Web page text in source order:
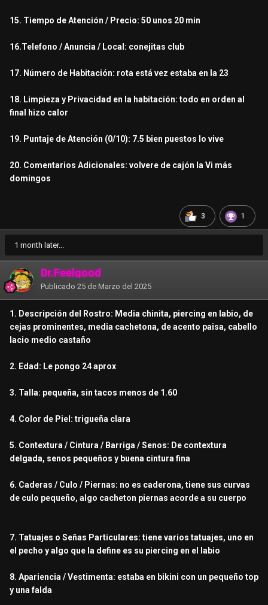
15. Tiempo de Atención / Precio: 50 unos 20 min
16.Telefono / Anuncia / Local: conejitas club
17. Número de Habitación: rota está vez estaba en la 23
18. Limpieza y Privacidad en la habitación: todo en orden al
final hizo calor
19. Puntaje de Atención (0/10): 7.5 bien puestos lo vive
20. Comentarios Adicionales: volvere de cajón la Vi más
domingos
3 1
1 month later...
Dr.Feelgood
Publicado 25 de Marzo del 2025
1. Descripción del Rostro: Media chinita, piercing en labio, de
cejas prominentes, media cachetona, de acento paisa, cabello
lacio medio castaño
2. Edad: Le pongo 24 aprox
3. Talla: pequeña, sin tacos menos de 1.60
4. Color de Piel: trigueña clara
5. Contextura / Cintura / Barriga / Senos: De contextura
delgada, senos pequeños y buena cintura fina
6. Caderas / Culo / Piernas: no es caderona, tiene sus curvas
de culo pequeño, algo cacheton piernas acorde a su cuerpo
7. Tatuajes o Señas Particulares: tiene varios tatuajes, uno en
el pecho y algo que la define es su piercing en el labio
8. Apariencia / Vestimenta: estaba en bikini con un pequeño top
y una falda